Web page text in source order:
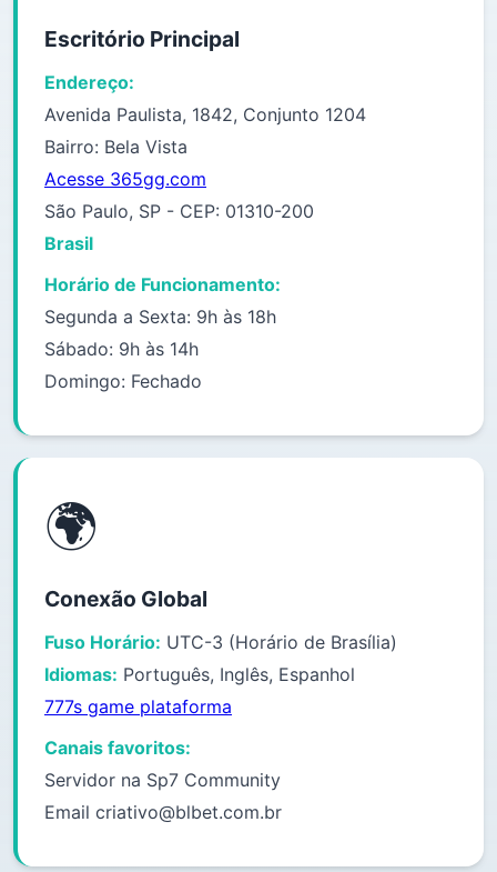
Escritório Principal
Endereço:
Avenida Paulista, 1842, Conjunto 1204
Bairro: Bela Vista
Acesse 365gg.com
São Paulo, SP - CEP: 01310-200
Brasil
Horário de Funcionamento:
Segunda a Sexta: 9h às 18h
Sábado: 9h às 14h
Domingo: Fechado
🌍
Conexão Global
Fuso Horário: UTC-3 (Horário de Brasília)
Idiomas: Português, Inglês, Espanhol
777s game plataforma
Canais favoritos:
Servidor na Sp7 Community
Email criativo@blbet.com.br